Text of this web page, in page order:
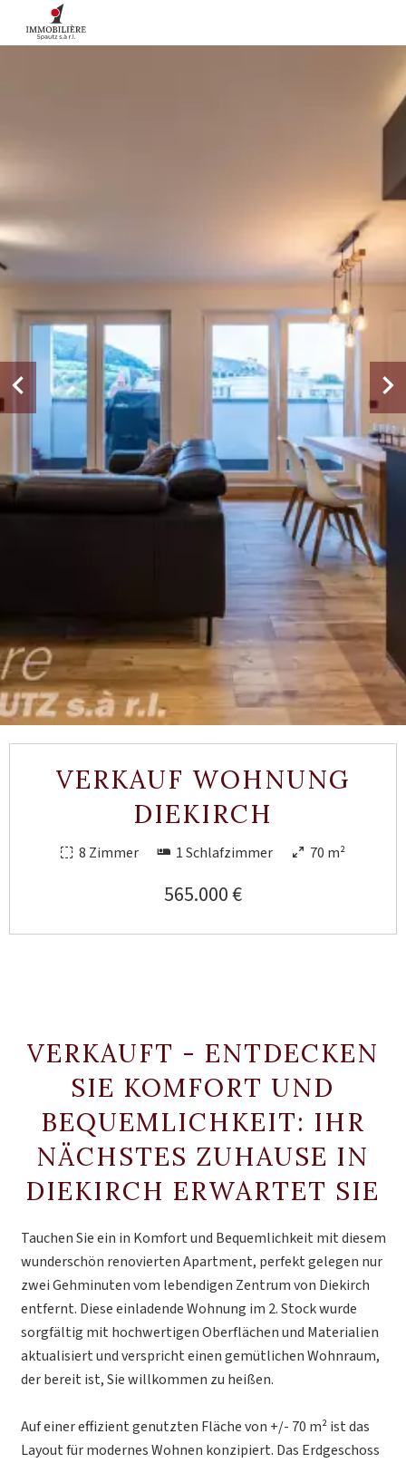
VERKAUF WOHNUNG
DIEKIRCH
8 Zimmer 1 Schlafzimmer 70 m²
565.000 €
VERKAUFT - ENTDECKEN
SIE KOMFORT UND
BEQUEMLICHKEIT: IHR
NÄCHSTES ZUHAUSE IN
DIEKIRCH ERWARTET SIE
Tauchen Sie ein in Komfort und Bequemlichkeit mit diesem
wunderschön renovierten Apartment, perfekt gelegen nur
zwei Gehminuten vom lebendigen Zentrum von Diekirch
entfernt. Diese einladende Wohnung im 2. Stock wurde
sorgfältig mit hochwertigen Oberflächen und Materialien
aktualisiert und verspricht einen gemütlichen Wohnraum,
der bereit ist, Sie willkommen zu heißen.
Auf einer effizient genutzten Fläche von +/- 70 m² ist das
Layout für modernes Wohnen konzipiert. Das Erdgeschoss